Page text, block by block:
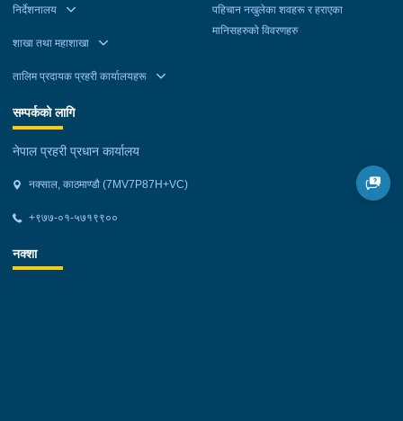
निर्देशनालय
शाखा तथा महाशाखा
तालिम प्रदायक प्रहरी कार्यालयहरू
पहिचान नखुलेका शवहरू र हराएका
मानिसहरुको विवरणहरु
सम्पर्कको लागि
नेपाल प्रहरी प्रधान कार्यालय
नक्साल, काठमाण्डौ (7MV7P87H+VC)
+९७७-०१-५७१९९००
नक्शा